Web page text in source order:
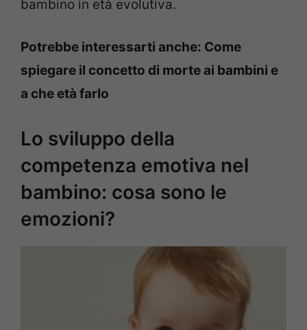
bambino in età evolutiva.
Potrebbe interessarti anche: Come
spiegare il concetto di morte ai bambini e
a che età farlo
Lo sviluppo della
competenza emotiva nel
bambino: cosa sono le
emozioni?